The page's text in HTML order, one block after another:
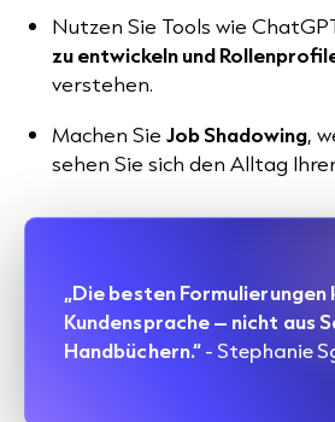
Nutzen Sie Tools wie
zu entwickeln und
verstehen.
Machen Sie Job Shadowing,
sehen Sie sich den Alltag
„Die besten Formulierungen
Kundensprache – nicht aus
Handbüchern.“- Stephanie